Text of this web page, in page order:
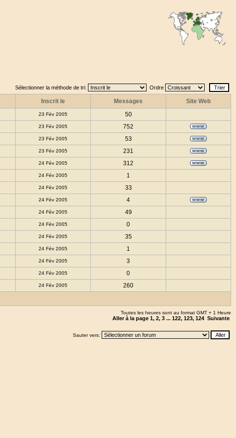
Sélectionner la méthode de tri: Ordre
Inscrit le Messages
Site Web
23 Fév 2005
50
23 Fév 2005
752
23 Fév 2005
53
23 Fév 2005
231
24 Fév 2005
312
24 Fév 2005
1
24 Fév 2005
33
24 Fév 2005
4
24 Fév 2005
49
24 Fév 2005
0
24 Fév 2005
35
24 Fév 2005
1
24 Fév 2005
3
24 Fév 2005
0
24 Fév 2005 260
Toutes les heures sont au format GMT + 1 Heure
Aller à la page 1, 2, 3 ... 122, 123, 124 Suivante
Sauter vers: